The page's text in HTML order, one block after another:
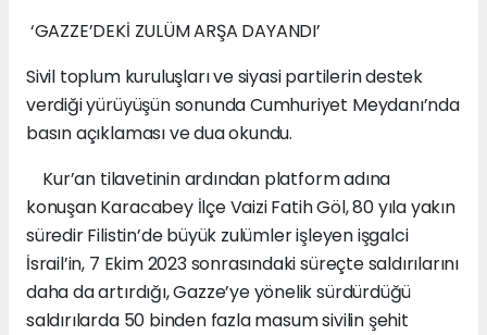
‘GAZZE’DEKİ ZULÜM ARŞA DAYANDI’
Sivil toplum kuruluşları ve siyasi partilerin destek
verdiği yürüyüşün sonunda Cumhuriyet Meydanı’nda
basın açıklaması ve dua okundu.
Kur’an tilavetinin ardından platform adına
konuşan Karacabey İlçe Vaizi Fatih Göl, 80 yıla yakın
süredir Filistin’de büyük zulümler işleyen işgalci
İsrail’in, 7 Ekim 2023 sonrasındaki süreçte saldırılarını
daha da artırdığı, Gazze’ye yönelik sürdürdüğü
saldırılarda 50 binden fazla masum sivilin şehit